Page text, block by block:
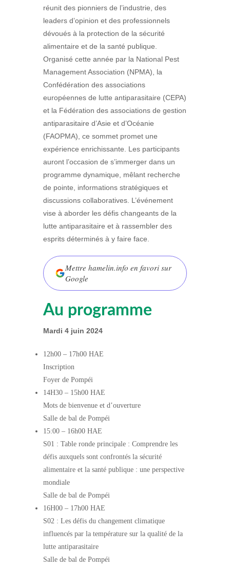
réunit des pionniers de l’industrie, des
leaders d’opinion et des professionnels
dévoués à la protection de la sécurité
alimentaire et de la santé publique.
Organisé cette année par la National Pest
Management Association (NPMA), la
Confédération des associations
européennes de lutte antiparasitaire (CEPA)
et la Fédération des associations de gestion
antiparasitaire d’Asie et d’Océanie
(FAOPMA), ce sommet promet une
expérience enrichissante. Les participants
auront l’occasion de s’immerger dans un
programme dynamique, mêlant recherche
de pointe, informations stratégiques et
discussions collaboratives. L’événement
vise à aborder les défis changeants de la
lutte antiparasitaire et à rassembler des
esprits déterminés à y faire face.
Mettre hamelin.info en favori sur
Google
Au programme
Mardi 4 juin 2024
12h00 – 17h00 HAE
Inscription
Foyer de Pompéi
14H30 – 15h00 HAE
Mots de bienvenue et d’ouverture
Salle de bal de Pompéi
15:00 – 16h00 HAE
S01 : Table ronde principale : Comprendre les
défis auxquels sont confrontés la sécurité
alimentaire et la santé publique : une perspective
mondiale
Salle de bal de Pompéi
16H00 – 17h00 HAE
S02 : Les défis du changement climatique
influencés par la température sur la qualité de la
lutte antiparasitaire
Salle de bal de Pompéi